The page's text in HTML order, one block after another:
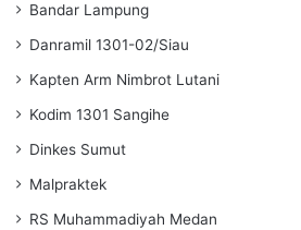
Bandar Lampung
Danramil 1301-02/Siau
Kapten Arm Nimbrot Lutani
Kodim 1301 Sangihe
Dinkes Sumut
Malpraktek
RS Muhammadiyah Medan